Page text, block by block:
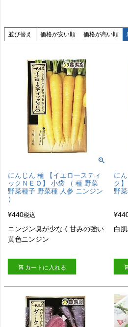
並び替え 価格が安い順 価格が高い順
にんじん 種 【イエロースティ
ックＮＥＯ】 小袋 （ 種 野菜
野菜種子 野菜種 人参 ニンジン
）
¥440税込
ニンジン臭が少なく甘みの強い
黄色ニンジン
カートに入れる
に
ク
野菜
¥
白